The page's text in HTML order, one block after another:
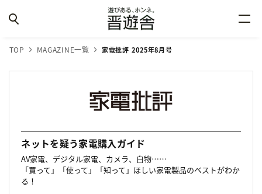
TOP MAGAZINE一覧 家電批評 2025年8月号
ネットを疑う家電購入ガイド
AV家電、デジタル家電、カメラ、白物……
「買って」「使って」「知って」ほしい家電製品のベストがわか
る！